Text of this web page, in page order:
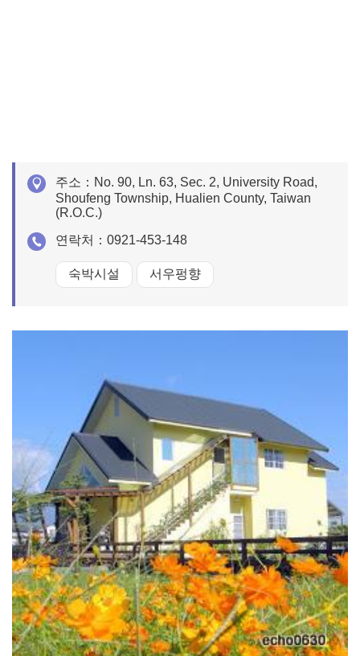
주소： No. 90, Ln. 63, Sec. 2, University Road,
Shoufeng Township, Hualien County, Taiwan
(R.O.C.)
연락처： 0921-453-148
숙박시설 서우펑향